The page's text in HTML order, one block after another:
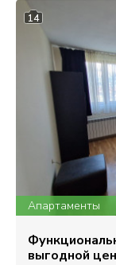
14
Апартаменты
выгодной